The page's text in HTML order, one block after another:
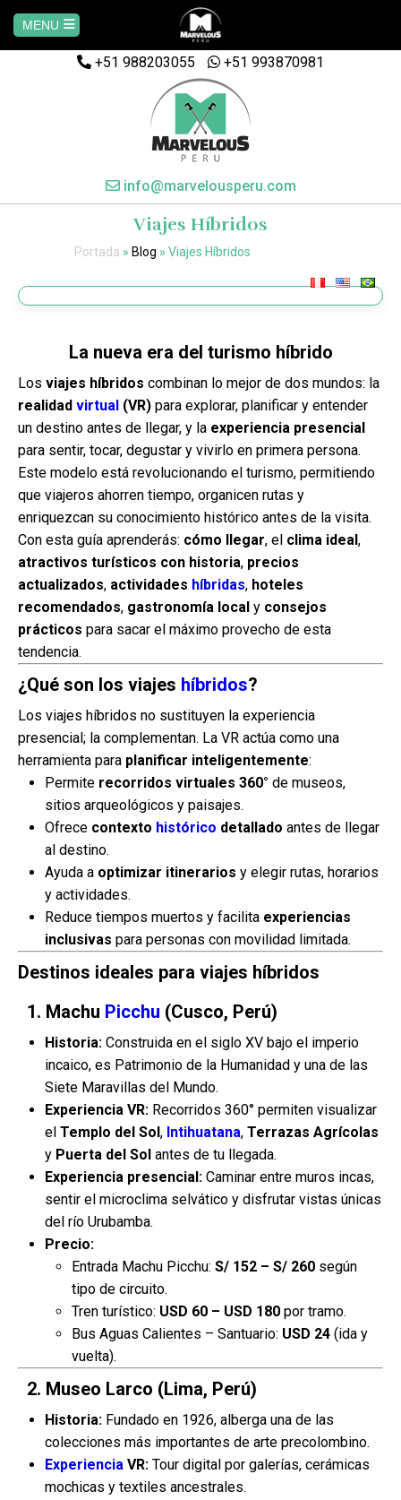
MENU
Home
AREQUIPA
MACHUPICCHU
MANU
Blog
Contactanos
+51 988203055 +51 993870981
info@marvelousperu.com
Viajes Híbridos
Portada » Blog » Viajes Híbridos
La nueva era del turismo híbrido
Los viajes híbridos combinan lo mejor de dos mundos: la
realidad virtual (VR) para explorar, planificar y entender
un destino antes de llegar, y la experiencia presencial
para sentir, tocar, degustar y vivirlo en primera persona.
Este modelo está revolucionando el turismo, permitiendo
que viajeros ahorren tiempo, organicen rutas y
enriquezcan su conocimiento histórico antes de la visita.
Con esta guía aprenderás: cómo llegar, el clima ideal,
atractivos turísticos con historia, precios
actualizados, actividades híbridas, hoteles
recomendados, gastronomía local y consejos
prácticos para sacar el máximo provecho de esta
tendencia.
¿Qué son los viajes híbridos?
Los viajes híbridos no sustituyen la experiencia
presencial; la complementan. La VR actúa como una
herramienta para planificar inteligentemente:
Permite recorridos virtuales 360° de museos,
sitios arqueológicos y paisajes.
Ofrece contexto histórico detallado antes de llegar
al destino.
Ayuda a optimizar itinerarios y elegir rutas, horarios
y actividades.
Reduce tiempos muertos y facilita experiencias
inclusivas para personas con movilidad limitada.
Destinos ideales para viajes híbridos
1. Machu Picchu (Cusco, Perú)
Historia: Construida en el siglo XV bajo el imperio
incaico, es Patrimonio de la Humanidad y una de las
Siete Maravillas del Mundo.
Experiencia VR: Recorridos 360° permiten visualizar
el Templo del Sol, Intihuatana, Terrazas Agrícolas
y Puerta del Sol antes de tu llegada.
Experiencia presencial: Caminar entre muros incas,
sentir el microclima selvático y disfrutar vistas únicas
del río Urubamba.
Precio:
Entrada Machu Picchu: S/ 152 – S/ 260 según
tipo de circuito.
Tren turístico: USD 60 – USD 180 por tramo.
Bus Aguas Calientes – Santuario: USD 24 (ida y
vuelta).
2. Museo Larco (Lima, Perú)
Historia: Fundado en 1926, alberga una de las
colecciones más importantes de arte precolombino.
Experiencia VR: Tour digital por galerías, cerámicas
mochicas y textiles ancestrales.